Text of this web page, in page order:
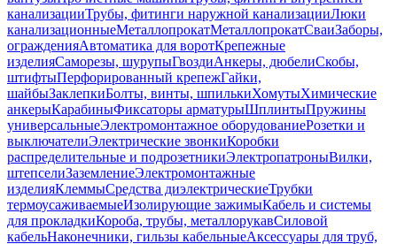
канализацииТрубы, фитинги наружной канализацииЛюки
канализационныеМеталлопрокатМеталлопрокатСваиЗаборы,
огражденияАвтоматика для воротКрепежные
изделияСаморезы, шурупыГвоздиАнкеры, дюбелиСкобы,
штифтыПерфорированный крепежГайки,
шайбыЗаклепкиБолты, винты, шпилькиХомутыХимические
анкерыКарабиныФиксаторы арматурыШплинтыПружины
универсальныеЭлектромонтажное оборудованиеРозетки и
выключателиЭлектрические звонкиКоробки
распределительные и подрозетникиЭлектропатроныВилки,
штепселиЗаземлениеЭлектромонтажные
изделияКлеммыСредства диэлектрическиеТрубки
термоусаживаемыеИзолирующие зажимыКабель и системы
для прокладкиКороба, трубы, металлорукавСиловой
кабельНаконечники, гильзы кабельныеАксессуары для труб,